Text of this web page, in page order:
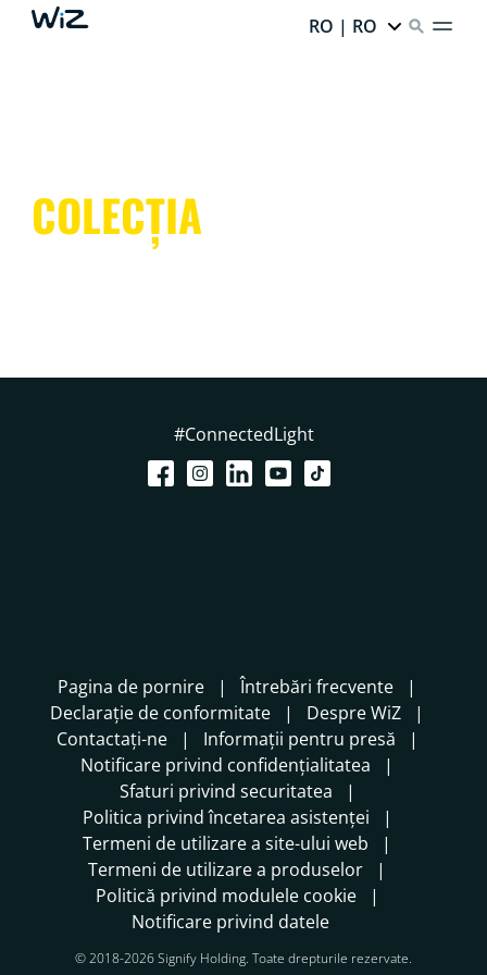
RO | RO
COLECȚIA
#ConnectedLight
Pagina de pornire
Întrebări frecvente
Declarație de conformitate
Despre WiZ
Contactați-ne
Informații pentru presă
Notificare privind confidențialitatea
Sfaturi privind securitatea
Politica privind încetarea asistenței
Termeni de utilizare a site-ului web
Termeni de utilizare a produselor
Politică privind modulele cookie
Notificare privind datele
© 2018-2026 Signify Holding. Toate drepturile rezervate.